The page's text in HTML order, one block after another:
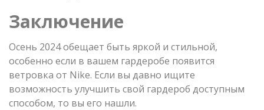
Заключение
Осень 2024 обещает быть яркой и стильной,
особенно если в вашем гардеробе появится
ветровка от Nike. Если вы давно ищите
возможность улучшить свой гардероб доступным
способом, то вы его нашли.